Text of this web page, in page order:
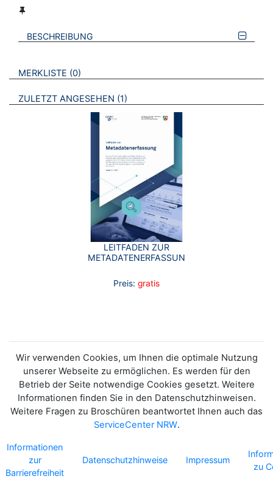
BESCHREIBUNG
VERWEISE AUF VERMERKTE- ODER ZULETZT ANGESEHENE
MERKLISTE 0 BROSCHÜREN
ZULETZT ANGESEHEN 1 BROSCHÜREN
LEITFADEN ZUR
METADATENERFASSUNG
Preis: gratis
Wir verwenden Cookies, um Ihnen die optimale Nutzung
unserer Webseite zu ermöglichen. Es werden für den
Betrieb der Seite notwendige Cookies gesetzt. Weitere
Informationen finden Sie in den Datenschutzhinweisen.
Weitere Fragen zu Broschüren beantwortet Ihnen auch das
ServiceCenter NRW.
Informationen
zur
Barrierefreiheit
Datenschutzhinweise Impressum
zu